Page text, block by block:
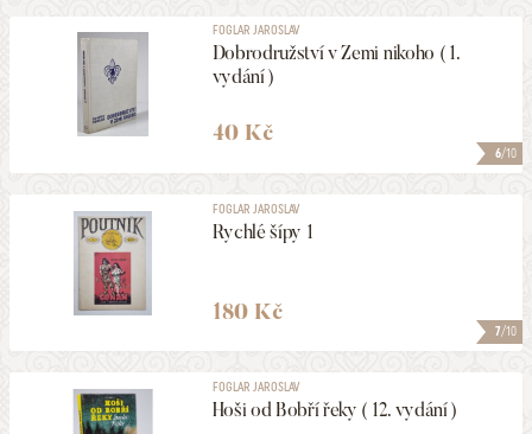
6/10
FOGLAR JAROSLAV
Dobrodružství v Zemi nikoho ( 1.
vydání )
40 Kč
7/10
FOGLAR JAROSLAV
Rychlé šípy 1
180 Kč
FOGLAR JAROSLAV
Hoši od Bobří řeky ( 12. vydání )